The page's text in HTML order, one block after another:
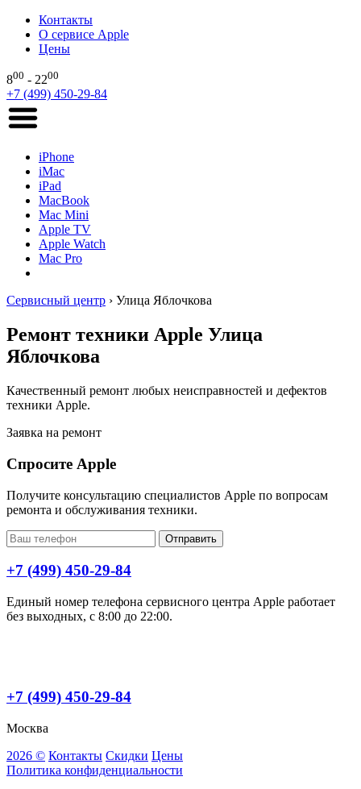
Контакты
О сервисе Apple
Цены
800 - 2200
+7 (499) 450-29-84
iPhone
iMac
iPad
MacBook
Mac Mini
Apple TV
Apple Watch
Mac Pro
Сервисный центр › Улица Яблочкова
Ремонт техники Apple Улица
Яблочкова
Качественный ремонт любых неисправностей и дефектов
техники Apple.
Заявка на ремонт
Спросите Apple
Получите консультацию специалистов Apple по вопросам
ремонта и обслуживания техники.
Отправить
+7 (499) 450-29-84
Единый номер телефона сервисного центра Apple работает
без выходных, с 8:00 до 22:00.
+7 (499) 450-29-84
Москва
2026 © Контакты Скидки Цены
Политика конфиденциальности